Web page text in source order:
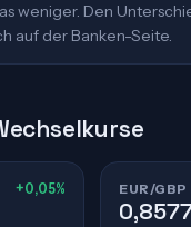
weniger. Den
auf der Banken-Seite.
+0,05% EUR/GBP